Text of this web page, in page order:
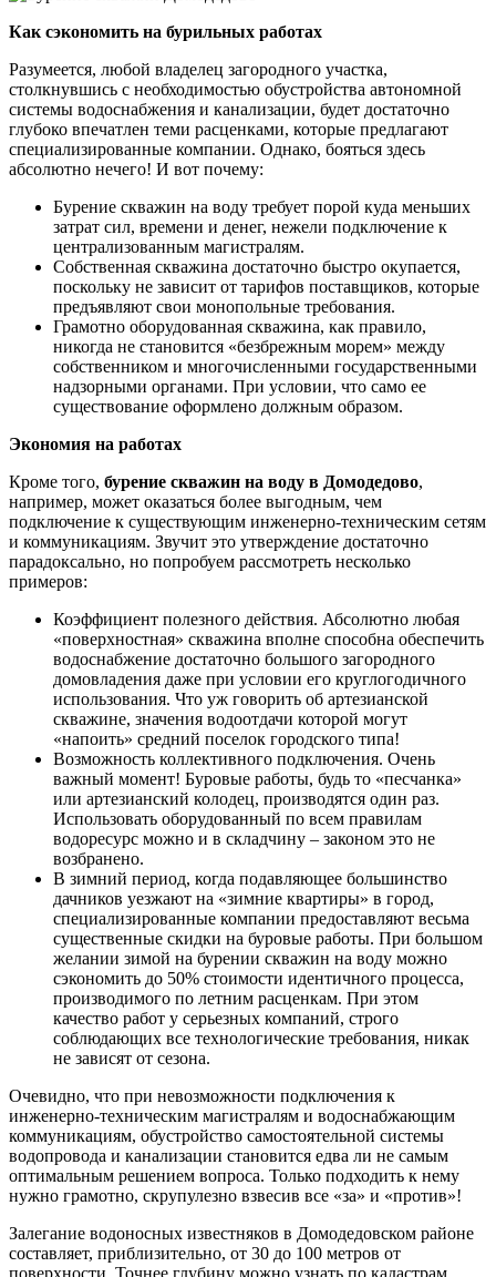
Как сэкономить на бурильных работах
Разумеется, любой владелец загородного участка,
столкнувшись с необходимостью обустройства автономной
системы водоснабжения и канализации, будет достаточно
глубоко впечатлен теми расценками, которые предлагают
специализированные компании. Однако, бояться здесь
абсолютно нечего! И вот почему:
Бурение скважин на воду требует порой куда меньших
затрат сил, времени и денег, нежели подключение к
централизованным магистралям.
Собственная скважина достаточно быстро окупается,
поскольку не зависит от тарифов поставщиков, которые
предъявляют свои монопольные требования.
Грамотно оборудованная скважина, как правило,
никогда не становится «безбрежным морем» между
собственником и многочисленными государственными
надзорными органами. При условии, что само ее
существование оформлено должным образом.
Экономия на работах
Кроме того, бурение скважин на воду в Домодедово,
например, может оказаться более выгодным, чем
подключение к существующим инженерно-техническим сетям
и коммуникациям. Звучит это утверждение достаточно
парадоксально, но попробуем рассмотреть несколько
примеров:
Коэффициент полезного действия. Абсолютно любая
«поверхностная» скважина вполне способна обеспечить
водоснабжение достаточно большого загородного
домовладения даже при условии его круглогодичного
использования. Что уж говорить об артезианской
скважине, значения водоотдачи которой могут
«напоить» средний поселок городского типа!
Возможность коллективного подключения. Очень
важный момент! Буровые работы, будь то «песчанка»
или артезианский колодец, производятся один раз.
Использовать оборудованный по всем правилам
водоресурс можно и в складчину – законом это не
возбранено.
В зимний период, когда подавляющее большинство
дачников уезжают на «зимние квартиры» в город,
специализированные компании предоставляют весьма
существенные скидки на буровые работы. При большом
желании зимой на бурении скважин на воду можно
сэкономить до 50% стоимости идентичного процесса,
производимого по летним расценкам. При этом
качество работ у серьезных компаний, строго
соблюдающих все технологические требования, никак
не зависят от сезона.
Очевидно, что при невозможности подключения к
инженерно-техническим магистралям и водоснабжающим
коммуникациям, обустройство самостоятельной системы
водопровода и канализации становится едва ли не самым
оптимальным решением вопроса. Только подходить к нему
нужно грамотно, скрупулезно взвесив все «за» и «против»!
Залегание водоносных известняков в Домодедовском районе
составляет, приблизительно, от 30 до 100 метров от